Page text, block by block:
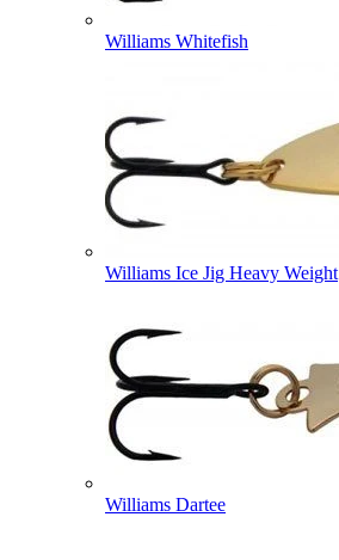
Williams Whitefish
Williams Ice Jig Heavy Weight
Williams Dartee